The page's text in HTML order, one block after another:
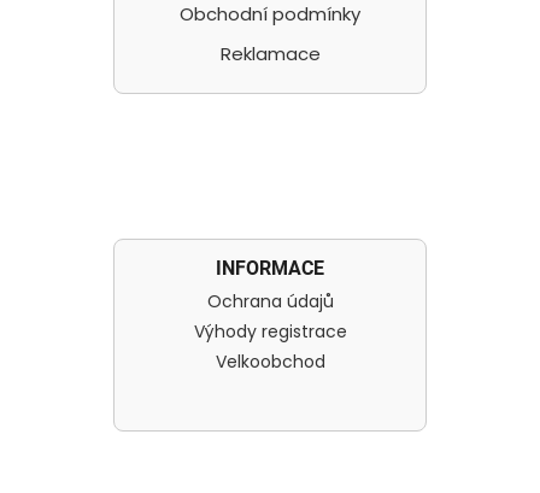
Obchodní podmínky
Reklamace
INFORMACE
Ochrana údajů
Výhody registrace
Velkoobchod